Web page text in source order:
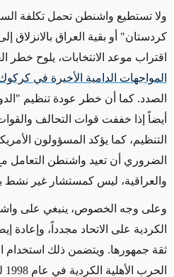
ولا تستطيع واشنطن تحمل تكلفة
كردستان" أو بقية العراق بالانزلاق
اقتراب موعد الانتخابات، يلوح خطر
المواجهات الدامية الأخيرة في
الصدد. كما أن خطر عودة تنظيم
أيضاً إذا خففت قوات التحالف
التنظيم، كما يؤكد المسؤولون
الضروري أن تعيد واشنطن التعامل
والعراقية، ليس كمستشار غير
وعلى وجه الخصوص، ينبغي على
الكردية على الاتحاد مجدداً، وإعادة
ثقة جمهورها. ويتضمن ذلك استخدام